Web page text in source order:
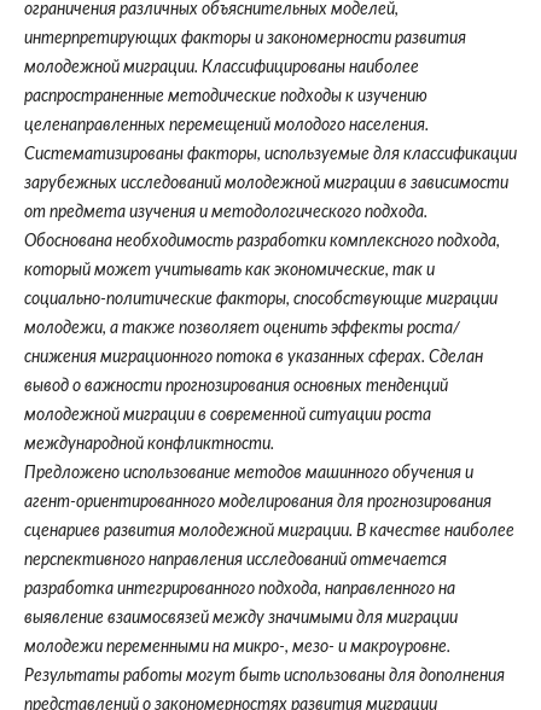
ограничения различных объяснительных моделей,
интерпретирующих факторы и закономерности развития
молодежной миграции. Классифицированы наиболее
распространенные методические подходы к изучению
целенаправленных перемещений молодого населения.
Систематизированы факторы, используемые для классификации
зарубежных исследований молодежной миграции в зависимости
от предмета изучения и методологического подхода.
Обоснована необходимость разработки комплексного подхода,
который может учитывать как экономические, так и
социально-политические факторы, способствующие миграции
молодежи, а также позволяет оценить эффекты роста/
снижения миграционного потока в указанных сферах. Сделан
вывод о важности прогнозирования основных тенденций
молодежной миграции в современной ситуации роста
международной конфликтности.
Предложено использование методов машинного обучения и
агент-ориентированного моделирования для прогнозирования
сценариев развития молодежной миграции. В качестве наиболее
перспективного направления исследований отмечается
разработка интегрированного подхода, направленного на
выявление взаимосвязей между значимыми для миграции
молодежи переменными на микро-, мезо- и макроуровне.
Результаты работы могут быть использованы для дополнения
представлений о закономерностях развития миграции